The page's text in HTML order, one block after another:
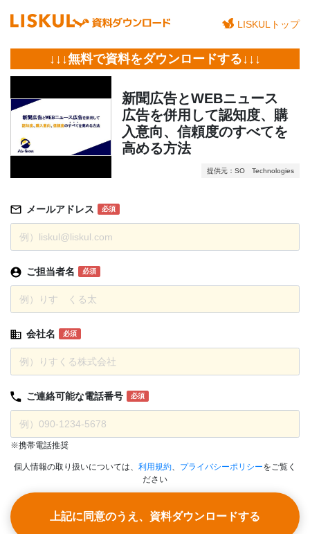
LISKULトップ
↓↓↓無料で資料をダウンロードする↓↓↓
新聞広告とWEBニュース
広告を併用して認知度、購
入意向、信頼度のすべてを
高める方法
提供元：SO Technologies
メールアドレス 必須
ご担当者名 必須
会社名 必須
ご連絡可能な電話番号 必須
※携帯電話推奨
個人情報の取り扱いについては、 利用規約、 プライバシーポリシーをご覧く
ださい
上記に同意のうえ、資料ダウンロードする